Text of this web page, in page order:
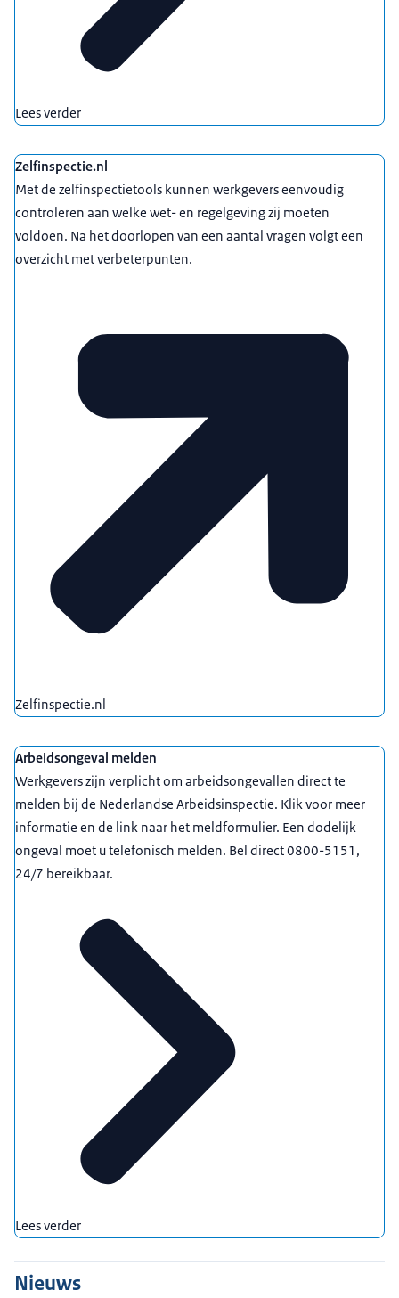
Lees verder
Zelfinspectie.nl
Met de zelfinspectietools kunnen werkgevers eenvoudig
controleren aan welke wet- en regelgeving zij moeten
voldoen. Na het doorlopen van een aantal vragen volgt een
overzicht met verbeterpunten.
Zelfinspectie.nl
Arbeidsongeval melden
Werkgevers zijn verplicht om arbeidsongevallen direct te
melden bij de Nederlandse Arbeidsinspectie. Klik voor meer
informatie en de link naar het meldformulier. Een dodelijk
ongeval moet u telefonisch melden. Bel direct 0800-5151,
24/7 bereikbaar.
Lees verder
Nieuws